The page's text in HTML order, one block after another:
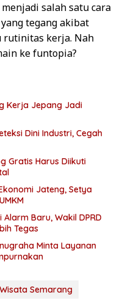
salah satu cara
tegang akibat
rutinitas kerja. Nah
ke funtopia?
Kerja Jepang Jadi
Dini Industri, Cegah
Gratis Harus Diikuti
Jateng, Setya
Baru, Wakil DPRD
Tegas
Minta Layanan
Wisata Semarang